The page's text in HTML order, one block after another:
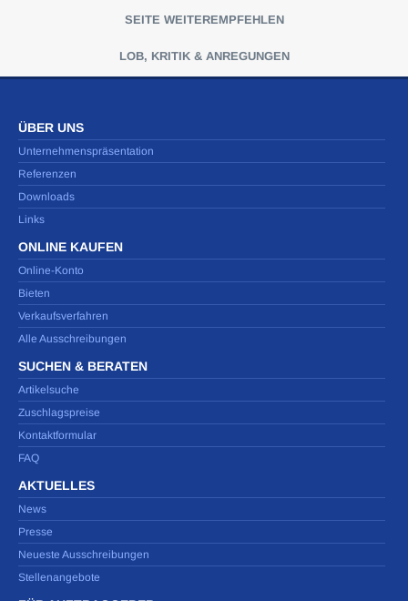
SEITE WEITEREMPFEHLEN
LOB, KRITIK & ANREGUNGEN
ÜBER UNS
Unternehmenspräsentation
Referenzen
Downloads
Links
ONLINE KAUFEN
Online-Konto
Bieten
Verkaufsverfahren
Alle Ausschreibungen
SUCHEN & BERATEN
Artikelsuche
Zuschlagspreise
Kontaktformular
FAQ
AKTUELLES
News
Presse
Neueste Ausschreibungen
Stellenangebote